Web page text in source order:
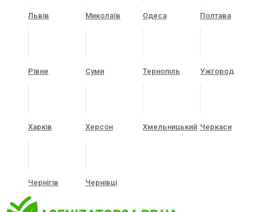
Львів Миколаїв Одеса Полтава
Рівне Суми Тернопіль Ужгород
Харків Херсон Хмельницький Черкаси
Чернігів Чернівці